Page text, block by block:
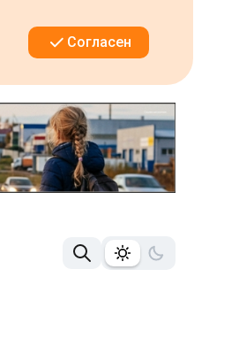
Согласен